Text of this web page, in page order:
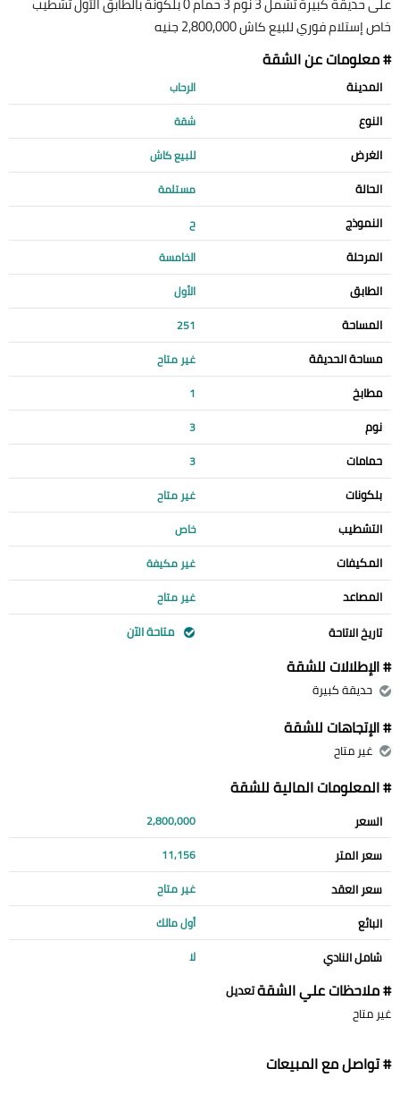
خاص إستلام فوري للبيع كاش 2,800,000 جنيه
# معلومات عن الشقة
المدينة الرحاب
النوع شقة
الغرض للبيع كاش
الحالة مستلمة
النموذج ح
المرحلة الخامسة
الطابق الأول
المساحة 251
مساحة الحديقة غير متاح
مطابخ 1
نوم 3
حمامات 3
بلكونات غير متاح
التشطيب خاص
المكيفات غير مكيفة
المصاعد غير متاح
تاريخ الاتاحة متاحة الآن
# الإطلالات للشقة
حديقة كبيرة
# الإتجاهات للشقة
غير متاح
# المعلومات المالية للشقة
السعر 2,800,000
سعر المتر 11,156
سعر العقد غير متاح
البائع أول مالك
شامل النادي لا
# ملاحظات علي الشقةتعديل
غير متاح
# تواصل مع المبيعات